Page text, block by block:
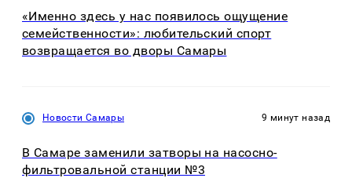
«Именно здесь у нас появилось ощущение
семейственности»: любительский спорт
возвращается во дворы Самары
Новости Самары 9 минут назад
В Самаре заменили затворы на насосно-
фильтровальной станции №3